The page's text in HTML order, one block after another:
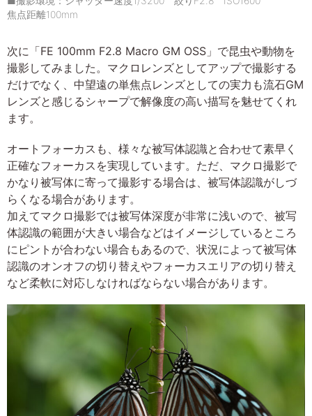
焦点距離100mm
次に「FE 100mm F2.8 Macro GM OSS」で昆虫や動物を
撮影してみました。マクロレンズとしてアップで撮影する
だけでなく、中望遠の単焦点レンズとしての実力も流石GM
レンズと感じるシャープで解像度の高い描写を魅せてくれ
ます。
オートフォーカスも、様々な被写体認識と合わせて素早く
正確なフォーカスを実現しています。ただ、マクロ撮影で
かなり被写体に寄って撮影する場合は、被写体認識がしづ
らくなる場合があります。
加えてマクロ撮影では被写体深度が非常に浅いので、被写
体認識の範囲が大きい場合などはイメージしているところ
にピントが合わない場合もあるので、状況によって被写体
認識のオンオフの切り替えやフォーカスエリアの切り替え
など柔軟に対応しなければならない場合があります。